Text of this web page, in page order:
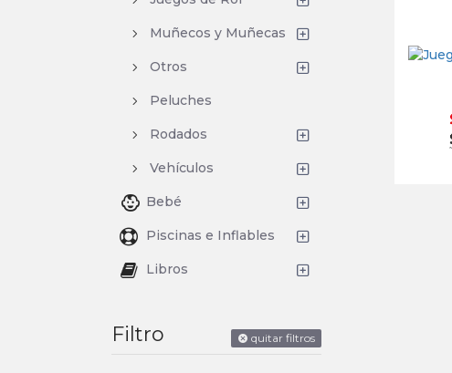
Muñecos y Muñecas
Otros
Peluches
Rodados
Vehículos
Bebé
Piscinas e Inflables
Libros
Filtro quitar filtros